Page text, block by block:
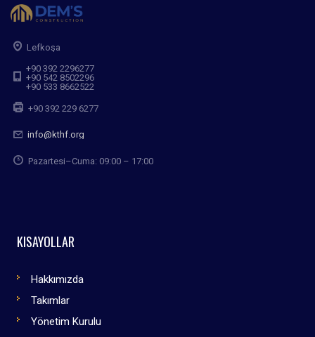
Lefkoşa
+90 392 2296277
+90 542 8502296
+90 533 8662522
+90 392 229 6277
info@kthf.org
Pazartesi–Cuma: 09:00 – 17:00
KISAYOLLAR
Hakkımızda
Takımlar
Yönetim Kurulu